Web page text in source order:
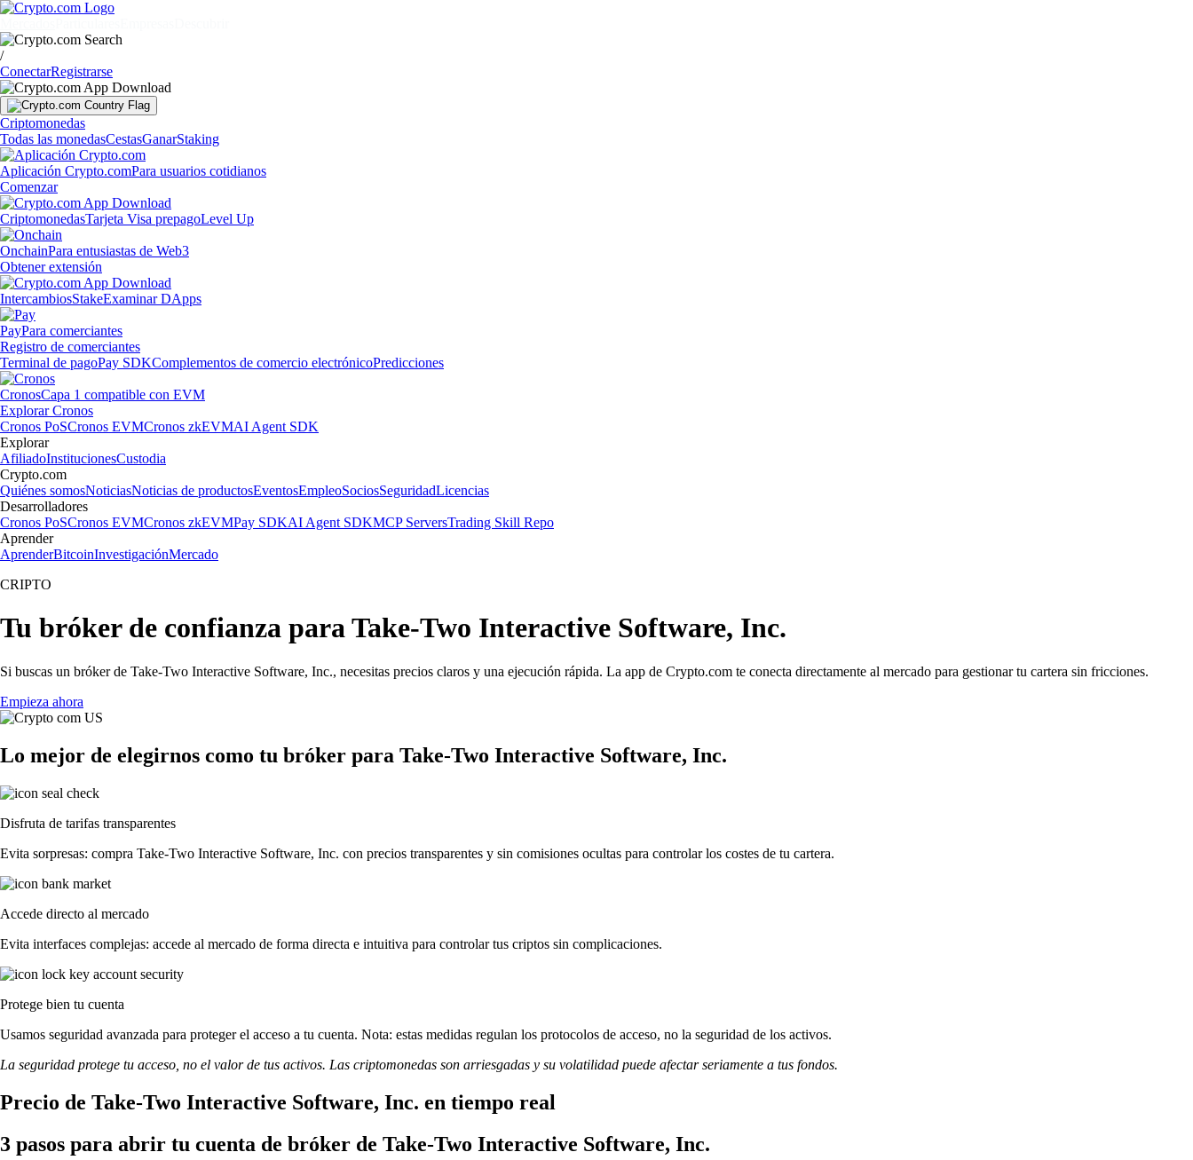
/
ConectarRegistrarse
Criptomonedas
Todas las monedasCestasGanarStaking
Aplicación Crypto.comPara usuarios cotidianos
Comenzar
CriptomonedasTarjeta Visa prepagoLevel Up
OnchainPara entusiastas de Web3
Obtener extensión
IntercambiosStakeExaminar DApps
PayPara comerciantes
Registro de comerciantes
Terminal de pagoPay SDKComplementos de comercio electrónicoPredicciones
CronosCapa 1 compatible con EVM
Explorar Cronos
Cronos PoSCronos EVMCronos zkEVMAI Agent SDK
Explorar
AfiliadoInstitucionesCustodia
Crypto.com
Quiénes somosNoticiasNoticias de productosEventosEmpleoSociosSeguridadLicencias
Desarrolladores
Cronos PoSCronos EVMCronos zkEVMPay SDKAI Agent SDKMCP ServersTrading Skill Repo
Aprender
AprenderBitcoinInvestigaciónMercado
CRIPTO
Tu bróker de confianza para Take-Two Interactive Software, Inc.
Si buscas un bróker de Take-Two Interactive Software, Inc., necesitas precios claros y una ejecución rápida. La app de Crypto.com te conecta directamente al mercado para gestionar tu cartera sin fricciones.
Empieza ahora
Lo mejor de elegirnos como tu bróker para Take-Two Interactive Software, Inc.
Disfruta de tarifas transparentes
Evita sorpresas: compra Take-Two Interactive Software, Inc. con precios transparentes y sin comisiones ocultas para controlar los costes de tu cartera.
Accede directo al mercado
Evita interfaces complejas: accede al mercado de forma directa e intuitiva para controlar tus criptos sin complicaciones.
Protege bien tu cuenta
Usamos seguridad avanzada para proteger el acceso a tu cuenta. Nota: estas medidas regulan los protocolos de acceso, no la seguridad de los activos.
La seguridad protege tu acceso, no el valor de tus activos. Las criptomonedas son arriesgadas y su volatilidad puede afectar seriamente a tus fondos.
Precio de Take-Two Interactive Software, Inc. en tiempo real
3 pasos para abrir tu cuenta de bróker de Take-Two Interactive Software, Inc.